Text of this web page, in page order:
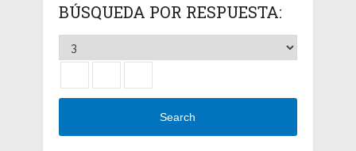
BÚSQUEDA POR RESPUESTA:
Search